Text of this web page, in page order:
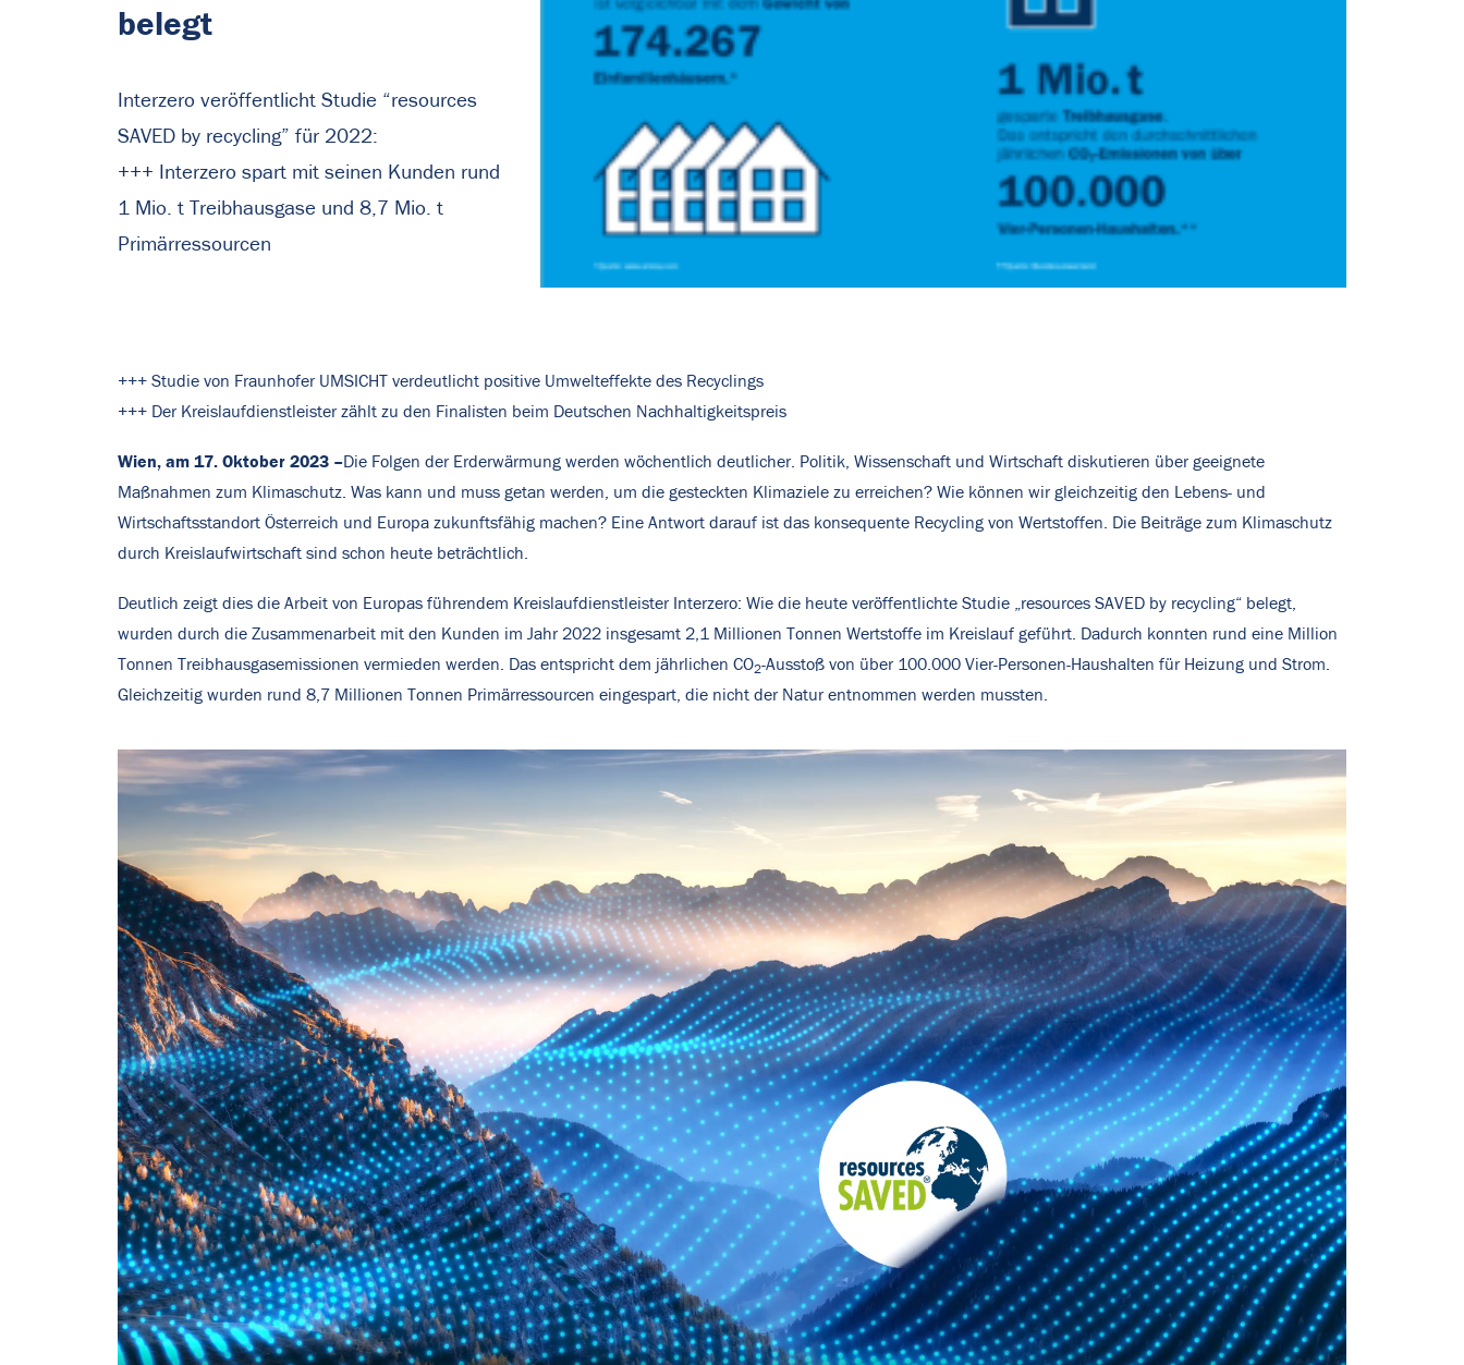
belegt
Interzero veröffentlicht Studie “resources
SAVED by recycling” für 2022:
+++ Interzero spart mit seinen Kunden rund
1 Mio. t Treibhausgase und 8,7 Mio. t
Primärressourcen
+++ Studie von Fraunhofer UMSICHT verdeutlicht positive Umwelteffekte des Recyclings
+++ Der Kreislaufdienstleister zählt zu den Finalisten beim Deutschen Nachhaltigkeitspreis
Wien, am 17. Oktober 2023 –Die Folgen der Erderwärmung werden wöchentlich deutlicher. Politik, Wissenschaft und Wirtschaft diskutieren über geeignete
Maßnahmen zum Klimaschutz. Was kann und muss getan werden, um die gesteckten Klimaziele zu erreichen? Wie können wir gleichzeitig den Lebens- und
Wirtschaftsstandort Österreich und Europa zukunftsfähig machen? Eine Antwort darauf ist das konsequente Recycling von Wertstoffen. Die Beiträge zum Klimaschutz
durch Kreislaufwirtschaft sind schon heute beträchtlich.
Deutlich zeigt dies die Arbeit von Europas führendem Kreislaufdienstleister Interzero: Wie die heute veröffentlichte Studie „resources SAVED by recycling“ belegt,
wurden durch die Zusammenarbeit mit den Kunden im Jahr 2022 insgesamt 2,1 Millionen Tonnen Wertstoffe im Kreislauf geführt. Dadurch konnten rund eine Million
Tonnen Treibhausgasemissionen vermieden werden. Das entspricht dem jährlichen CO2-Ausstoß von über 100.000 Vier-Personen-Haushalten für Heizung und Strom.
Gleichzeitig wurden rund 8,7 Millionen Tonnen Primärressourcen eingespart, die nicht der Natur entnommen werden mussten.